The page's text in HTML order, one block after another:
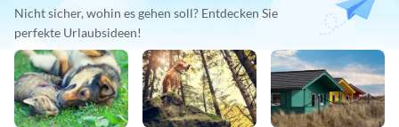
Nicht sicher, wohin es gehen soll? Entdecken Sie
perfekte Urlaubsideen!